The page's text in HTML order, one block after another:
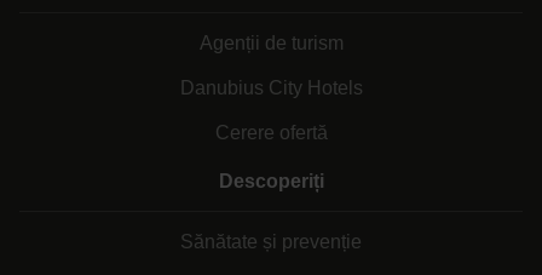
Agenții de turism
Danubius City Hotels
Cerere ofertă
Descoperiți
Sănătate și prevenție